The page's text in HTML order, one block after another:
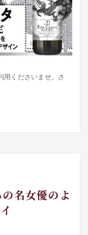
用くださいませ。さ
の名女優のよ